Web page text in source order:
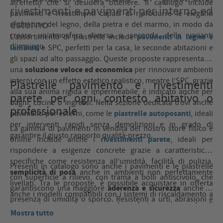
all’effetto che si desidera ottenere. Il catalogo include
pavimenti e rivestimenti capaci di riprodurre le eleganti
sfumature del legno, della pietra e del marmo, in modo da
creare un’atmosfera diversa a seconda delle varianti
d’impiego.
rivestimenti e pavimenti per interno ed
esterno
L’assortimento di piastrelle includepavimenti in legno e
laminatie SPC, perfetti per la casa, le seconde abitazioni e
gli spazi ad alto passaggio. Queste proposte rappresentano
una soluzione veloce ed economica per rinnovare ambienti
interni con un effetto estetico realistico, mentre l’SPC, grazie
alla sua anima rigida e impermeabile, è indicato anche per
bagni, cucine o ingressi. Nella sezione dedicata trovi anche
pavimenti per esterni, come le piastrelle autoposanti, ideali
per interventi rapidi senza demolizioni e in grado di
garantire il giusto rapporto qualità-prezzo.
Piastrelle pavimento e rivestimenti
parete per ogni contesto abitativo o
professionale
La gamma di pavimenti in vendita del nostro store fisico e
online include anche irivestimenti parete, ideali per
rispondere a esigenze concrete grazie a caratteristiche
specifiche come resistenza all’umidità, facilità di pulizia,
semplicità di posaanche in ambienti non perfettamente
livellati. Tra le proposte, è possibile acquistare in offerta
anche i modelli compatibili con i sistemi di riscaldamento a
pavimento e con la posa in lavanderie, garage o locali
commerciali, con superfici progettate per durare nel tempo
Presenti in catalogo sono anche i pavimenti e le piastrelle
con superficie a rilievo, con trama a bolli antiscivolo, che
garantiscono una maggiore aderenza e sicurezzaanche in
presenza di umidità o sporco. Resistenti a urti, abrasioni e
carichi pesanti, questi pavimenti si installano facilmente in
Mostra tutto